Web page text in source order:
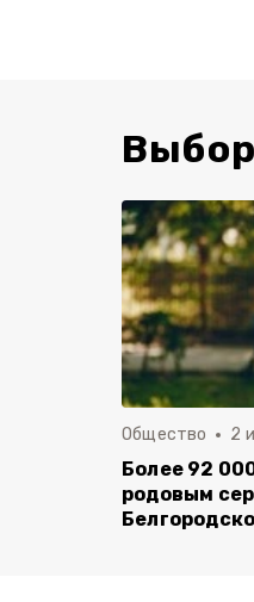
Общество 2
Более 92
родовым